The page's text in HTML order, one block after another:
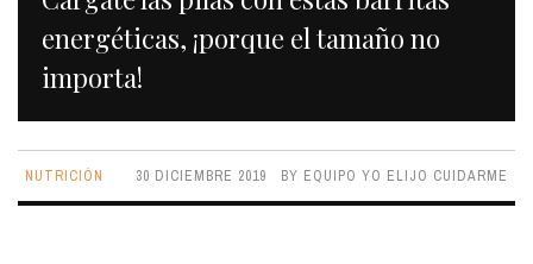
energéticas, ¡porque el tamaño no
importa!
NUTRICIÓN 30 DICIEMBRE 2019 BY EQUIPO YO ELIJO CUIDARME